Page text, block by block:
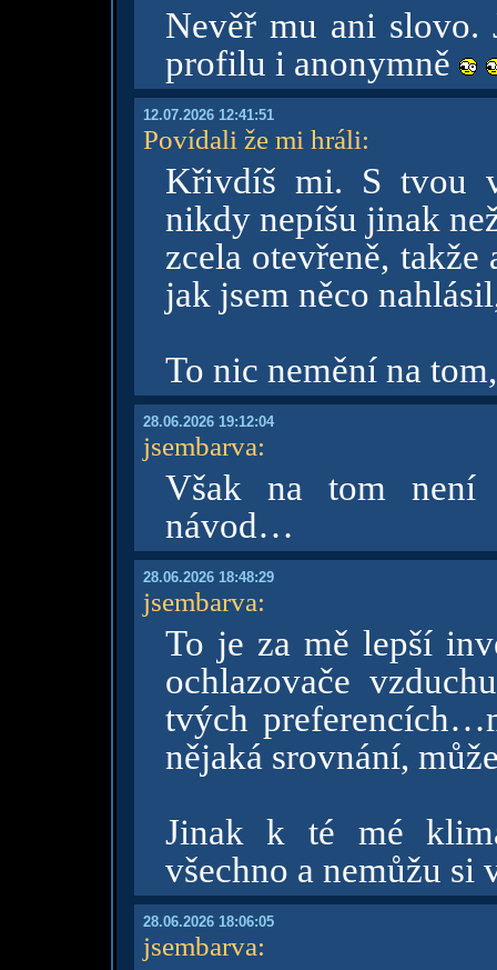
Nevěř mu ani slovo.
profilu i anonymně
12.07.2026 12:41:51
Povídali že mi hráli:
Křivdíš mi. S tvou
nikdy nepíšu jinak
zcela otevřeně,
jak jsem něco
To nic nemění na
28.06.2026 19:12:04
jsembarva:
Však na tom
návod…
28.06.2026 18:48:29
jsembarva:
To je za mě lepší
ochlazovače
tvých
nějaká srovnání,
Jinak k té mé
všechno a nemůžu si
28.06.2026 18:06:05
jsembarva: